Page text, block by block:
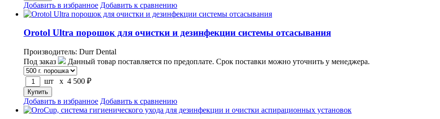
Добавить в избранное Добавить к сравнению
Orotol Ultra порошок для очистки и дезинфекции системы отсасывания
Производитель: Durr Dental
Под заказ
Данный товар поставляется по предоплате. Срок поставки можно уточнить у менеджера.
шт x 4 500 ₽
Добавить в избранное Добавить к сравнению